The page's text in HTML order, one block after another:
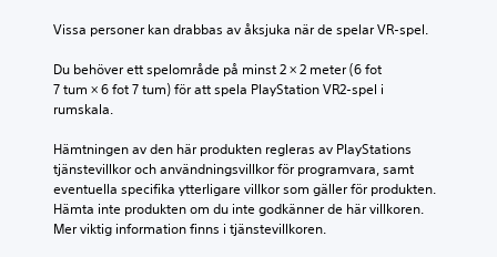
Vissa personer kan drabbas av åksjuka när de spelar VR-spel.
Du behöver ett spelområde på minst 2 × 2 meter (6 fot
7 tum × 6 fot 7 tum) för att spela PlayStation VR2-spel i
rumskala.
Hämtningen av den här produkten regleras av PlayStations
tjänstevillkor och användningsvillkor för programvara, samt
eventuella specifika ytterligare villkor som gäller för produkten.
Hämta inte produkten om du inte godkänner de här villkoren.
Mer viktig information finns i tjänstevillkoren.